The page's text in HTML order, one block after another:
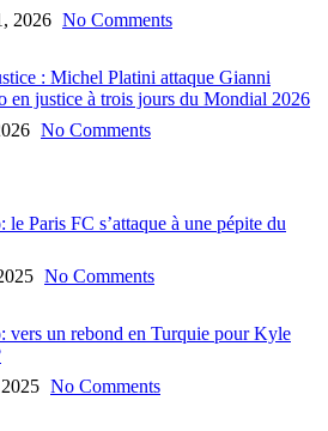
2026 No Comments
: Michel Platini attaque Gianni
en justice à trois jours du Mondial 2026
No Comments
le Paris FC s’attaque à une pépite du
No Comments
vers un rebond en Turquie pour Kyle
No Comments